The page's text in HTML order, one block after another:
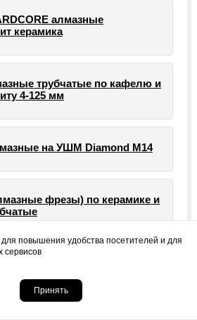
алмазные
керамика
трубчатые по кафелю и
4-125 мм
на УШМ Diamond М14
фрезы) по керамике и
для повышения удобства посетителей и для
сервисов
Принять